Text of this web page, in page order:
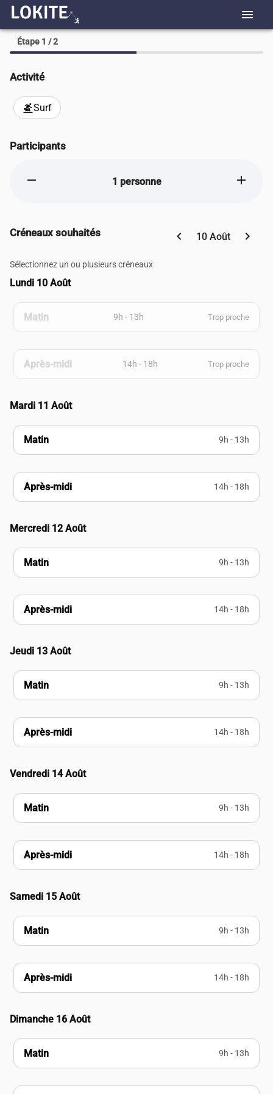
menu
Étape 1 / 2
Activité
surfingSurf
Participants
remove 1 personne add
Créneaux souhaités chevron_left 10 Août chevron_right
Sélectionnez un ou plusieurs créneaux
Lundi 10 Août
Matin 9h - 13h Trop proche
Après-midi 14h - 18h Trop proche
Mardi 11 Août
Matin 9h - 13h
Après-midi 14h - 18h
Mercredi 12 Août
Matin 9h - 13h
Après-midi 14h - 18h
Jeudi 13 Août
Matin 9h - 13h
Après-midi 14h - 18h
Vendredi 14 Août
Matin 9h - 13h
Après-midi 14h - 18h
Samedi 15 Août
Matin 9h - 13h
Après-midi 14h - 18h
Dimanche 16 Août
Matin 9h - 13h